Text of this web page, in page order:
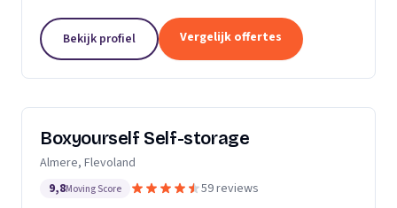
actief in Limburg.
Bekijk profiel Vergelijk offertes
Boxyourself Self-storage
Almere, Flevoland
9,8Moving Score 59 reviews